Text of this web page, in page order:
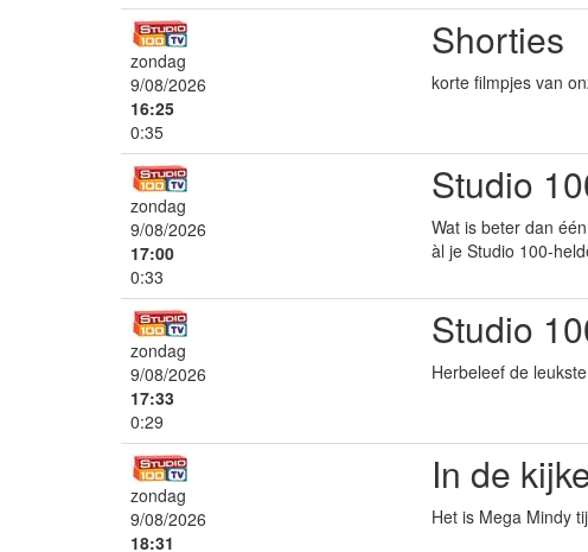
zondag
9/08/2026
16:25
0:35
Shorties
korte filmpjes van
zondag
9/08/2026
17:00
0:33
Studio
Wat is beter dan
àl je Studio 100-
zondag
9/08/2026
17:33
0:29
Studio
Herbeleef de
zondag
9/08/2026
18:31
In de
Het is Mega Mindy